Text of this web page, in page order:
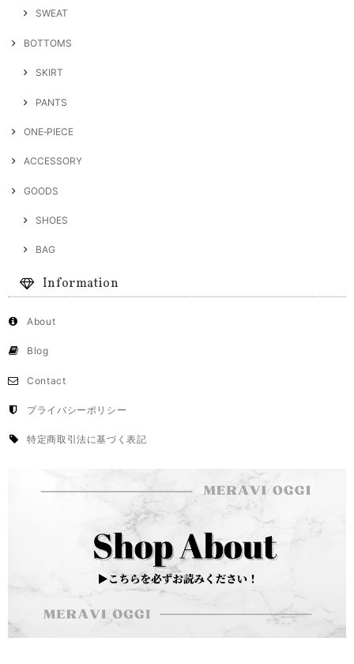
SWEAT
BOTTOMS
SKIRT
PANTS
ONE‐PIECE
ACCESSORY
GOODS
SHOES
BAG
Information
About
Blog
Contact
プライバシーポリシー
特定商取引法に基づく表記